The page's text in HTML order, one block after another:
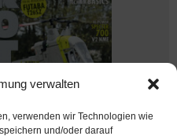
verwalten
verwenden wir Technologien wie
und/oder darauf